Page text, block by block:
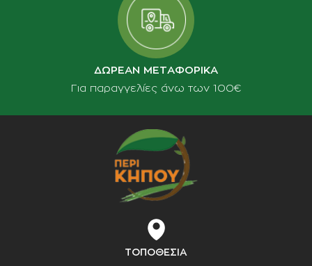
ΔΩΡΕΑΝ ΜΕΤΑΦΟΡΙΚΑ
Για παραγγελίες άνω των 100€
ΤΟΠΟΘΕΣΙΑ